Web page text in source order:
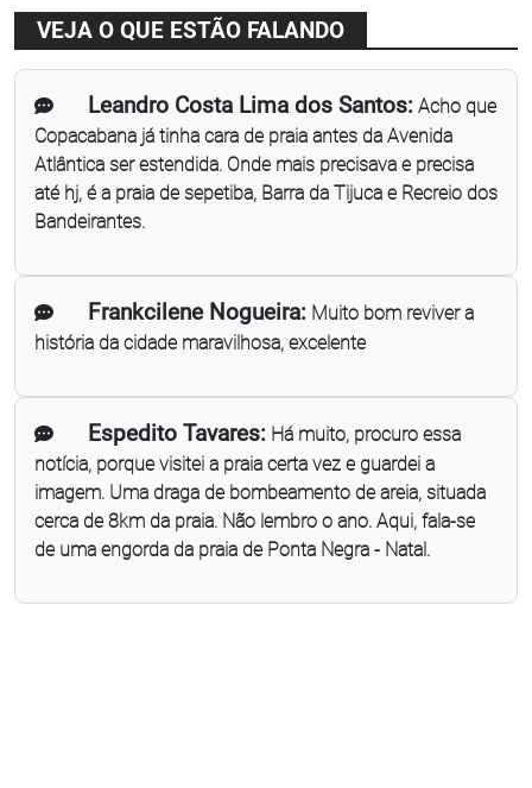
VEJA O QUE ESTÃO FALANDO
Leandro Costa Lima dos Santos:Acho que
Copacabana já tinha cara de praia antes da Avenida
Atlântica ser estendida. Onde mais precisava e precisa
até hj, é a praia de sepetiba, Barra da Tijuca e Recreio dos
Bandeirantes.
Frankcilene Nogueira:Muito bom reviver a
história da cidade maravilhosa, excelente
Espedito Tavares:Há muito, procuro essa
notícia, porque visitei a praia certa vez e guardei a
imagem. Uma draga de bombeamento de areia, situada
cerca de 8km da praia. Não lembro o ano. Aqui, fala-se
de uma engorda da praia de Ponta Negra - Natal.